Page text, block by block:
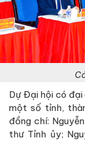
Dự Đại hội có đại
một số tỉnh,
đồng chí:
thư Tỉnh ủy;